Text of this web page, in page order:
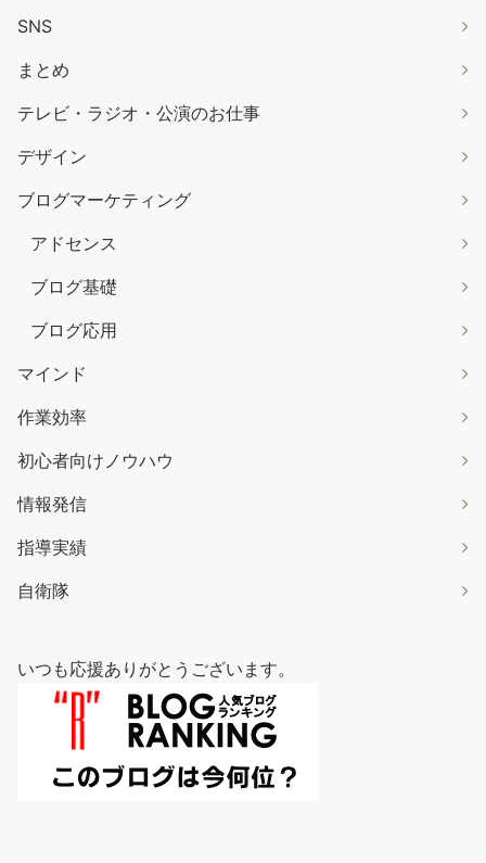
SNS
まとめ
テレビ・ラジオ・公演のお仕事
デザイン
ブログマーケティング
アドセンス
ブログ基礎
ブログ応用
マインド
作業効率
初心者向けノウハウ
情報発信
指導実績
自衛隊
いつも応援ありがとうございます。